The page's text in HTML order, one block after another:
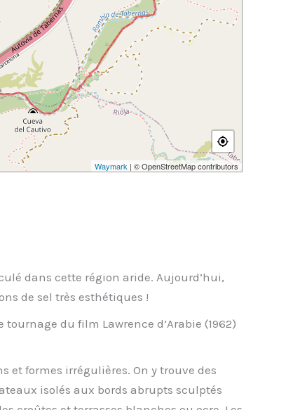
Waymark | © OpenStreetMap contributors
dans cette région aride. Aujourd’hui,
de sel très esthétiques !
tournage du film Lawrence d’Arabie (1962)
et formes irrégulières. On y trouve des
isolés aux bords abrupts sculptés